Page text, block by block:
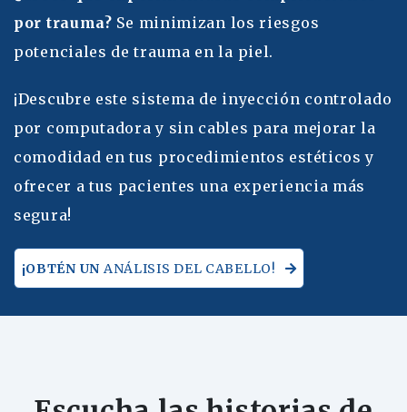
por trauma? Se minimizan los riesgos
potenciales de trauma en la piel.
¡Descubre este sistema de inyección controlado
por computadora y sin cables para mejorar la
comodidad en tus procedimientos estéticos y
ofrecer a tus pacientes una experiencia más
segura!
¡OBTÉN UN ANÁLISIS DEL CABELLO!